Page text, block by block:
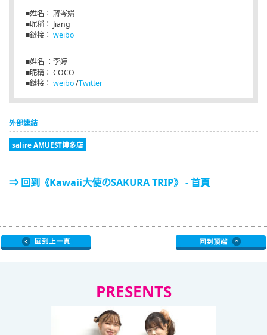
■姓名： 蔣岑娟
■昵稱： Jiang
■鏈接： weibo
■姓名 ：李婷
■昵稱： COCO
■鏈接： weibo/Twitter
外部連結
salire AMUEST博多店
⇒ 回到《Kawaii大使のSAKURA TRIP》 - 首頁
PRESENTS